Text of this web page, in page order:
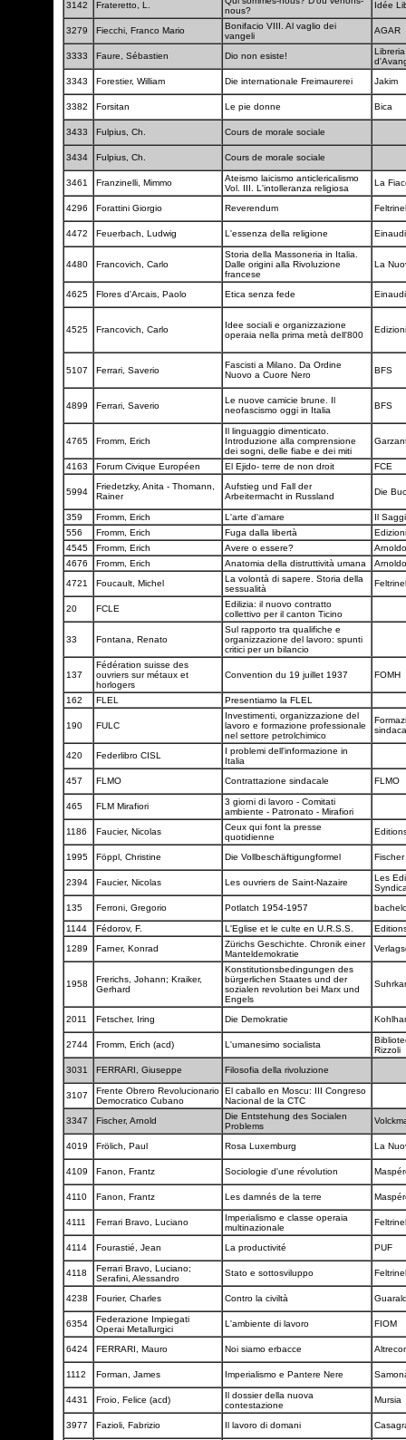
3142 Frateretto, L.
nous?
Idée
3279 Fiecchi, Franco Mario
Bonifacio VIII. Al vaglio dei
vangeli
AGAR
3333 Faure, Sébastien Dio non esiste!
3343
Forestier, William Die internationale Freimaurerei Jakim
3382 Forsitan Le pie donne Bica
3433 Fulpius, Ch. Cours de morale sociale
3434 Fulpius, Ch. Cours de morale sociale
3461 Franzinelli, Mimmo
Ateismo laicismo anticlericalismo
Vol. III. L'intolleranza religiosa
La
4296 Forattini Giorgio Reverendum
4472 Feuerbach, Ludwig L'essenza della religione
4480 Francovich, Carlo
Storia della Massoneria in Italia.
Dalle origini alla Rivoluzione
francese
La
4625 Flores d'Arcais, Paolo Etica senza fede
4525 Francovich, Carlo
Idee sociali e organizzazione
operaia nella prima metà dell'800
5107 Ferrari, Saverio
Fascisti a Milano. Da Ordine
Nuovo a Cuore Nero
BFS
4899 Ferrari, Saverio
Le nuove camicie brune. Il
neofascismo oggi in Italia
BFS
4765 Fromm, Erich
Il linguaggio dimenticato.
Introduzione alla comprensione
dei sogni, delle fiabe e dei miti
4163 Forum Civique Européen El Ejido- terre de non droit FCE
5994
Friedetzky, Anita - Thomann,
Rainer
Aufstieg und Fall der
Arbeitermacht in Russland
Die
359 Fromm, Erich L'arte d'amare
Il
556
Fromm, Erich Fuga dalla libertà
4545
Fromm, Erich Avere o essere?
4676
Fromm, Erich Anatomia della distruttività umana
4721
Foucault, Michel
La volontà di sapere. Storia della
sessualità
20 FCLE
Edilizia: il nuovo contratto
collettivo per il canton Ticino
33 Fontana, Renato
Sul rapporto tra qualifiche e
organizzazione del lavoro: spunti
critici per un bilancio
137
Fédération suisse des
ouvriers sur métaux et
horlogers
Convention du 19 juillet 1937 FOMH
162 FLEL Presentiamo la FLEL
190 FULC
Investimenti, organizzazione del
lavoro e formazione professionale
nel settore petrolchimico
420 Federlibro CISL
I problemi dell'informazione in
Italia
457
FLMO Contrattazione sindacale FLMO
465 FLM Mirafiori
3 giorni di lavoro - Comitati
ambiente - Patronato - Mirafiori
1186
Faucier, Nicolas
Ceux qui font la presse
quotidienne
1995 Föppl, Christine Die Vollbeschäftigungformel Fischer
2394 Faucier, Nicolas Les ouvriers de Saint-Nazaire
Les
135
Ferroni, Gregorio Potlatch 1954-1957
1144 Fédorov, F. L'Eglise et le culte en U.R.S.S.
1289
Farner, Konrad
Zürichs Geschichte. Chronik einer
Manteldemokratie
1958
Frerichs, Johann; Kraiker,
Gerhard
Konstitutionsbedingungen des
bürgerlichen Staates und der
sozialen revolution bei Marx und
Engels
2011 Fetscher, Iring Die Demokratie
2744 Fromm, Erich (acd) L'umanesimo socialista
Rizzoli
3031
FERRARI, Giuseppe Filosofia della rivoluzione
3107
Frente Obrero Revolucionario
Democratico Cubano
El caballo en Moscu: III Congreso
Nacional de la CTC
3347
Fischer, Arnold
Die Entstehung des Socialen
Problems
4019 Frölich, Paul Rosa Luxemburg La
4109 Fanon, Frantz Sociologie d'une révolution
4110 Fanon, Frantz Les damnés de la terre
4111 Ferrari Bravo, Luciano
Imperialismo e classe operaia
multinazionale
4114 Fourastié, Jean La productivité PUF
4118
Ferrari Bravo, Luciano;
Serafini, Alessandro
Stato e sottosviluppo
4238 Fourier, Charles Contro la civiltà
6354
Federazione Impiegati
Operai Metallurgici
L'ambiente di lavoro FIOM
6424 FERRARI, Mauro Noi siamo erbacce
1112 Forman, James Imperialismo e Pantere Nere
4431 Froio, Felice (acd)
Il dossier della nuova
contestazione
Mursia
3977 Fazioli, Fabrizio Il lavoro di domani